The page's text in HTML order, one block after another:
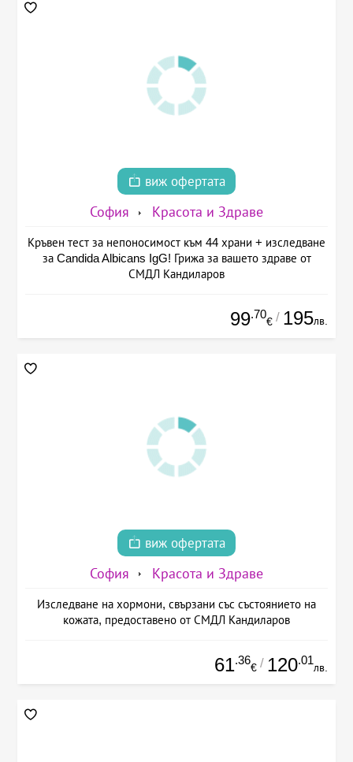
виж офертата
София Красота и Здраве
Кръвен тест за непоносимост към 44 храни + изследване
за Candida Albicans IgG! Грижа за вашето здраве от
СМДЛ Кандиларов
99.70
€ / 195лв.
виж офертата
София Красота и Здраве
Изследване на хормони, свързани със състоянието на
кожата, предоставено от СМДЛ Кандиларов
61.36
€ / 120.01
лв.